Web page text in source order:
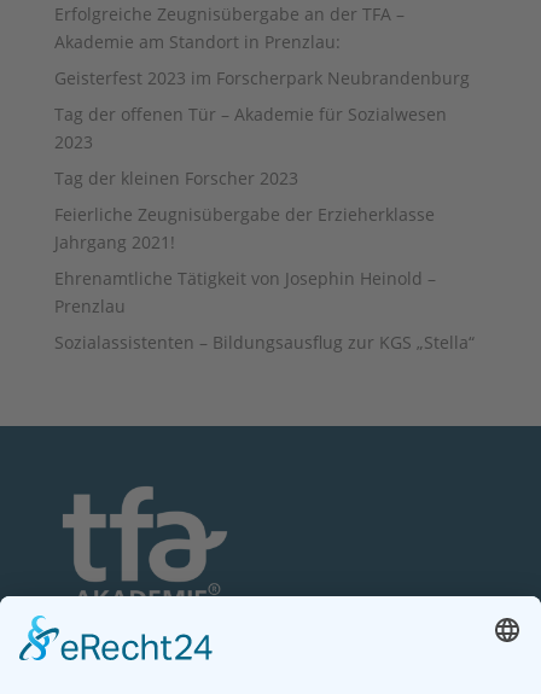
Erfolgreiche Zeugnisübergabe an der TFA –
Akademie am Standort in Prenzlau:
Geisterfest 2023 im Forscherpark Neubrandenburg
Tag der offenen Tür – Akademie für Sozialwesen
2023
Tag der kleinen Forscher 2023
Feierliche Zeugnisübergabe der Erzieherklasse
Jahrgang 2021!
Ehrenamtliche Tätigkeit von Josephin Heinold –
Prenzlau
Sozialassistenten – Bildungsausflug zur KGS „Stella“